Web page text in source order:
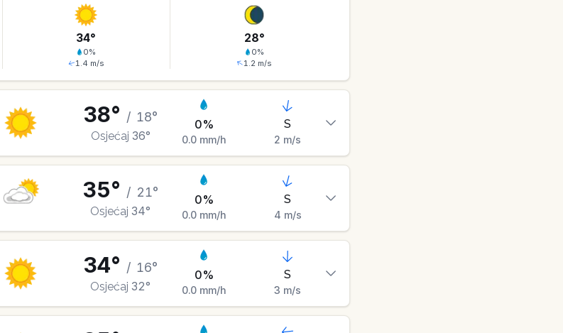
34°
0%
1.4 m/s
28°
0%
1.2 m/s
38° / 18°
Osjećaj 36°
0%
0.0mm/h
S
2 m/s
35° / 21°
Osjećaj 34°
0%
0.0mm/h
S
4 m/s
34° / 16°
Osjećaj 32°
0%
0.0mm/h
S
3 m/s